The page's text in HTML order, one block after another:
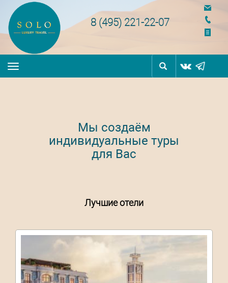
8 (495) 221-22-07
Toggle
navigation
Мы создаём
индивидуальные туры
для Вас
Лучшие отели